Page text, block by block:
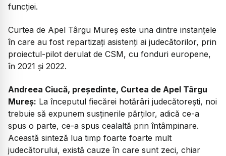
funcției.
Curtea de Apel Târgu Mureș este una dintre instanțele
în care au fost repartizați asistenți ai judecătorilor, prin
proiectul-pilot derulat de CSM, cu fonduri europene,
în 2021 și 2022.
Andreea Ciucă, președinte, Curtea de Apel Târgu
Mureș: La începutul fiecărei hotărâri judecătorești, noi
trebuie să expunem susținerile părților, adică ce-a
spus o parte, ce-a spus cealaltă prin întâmpinare.
Această sinteză lua timp foarte foarte mult
judecătorului, există cauze în care sunt zeci, chiar